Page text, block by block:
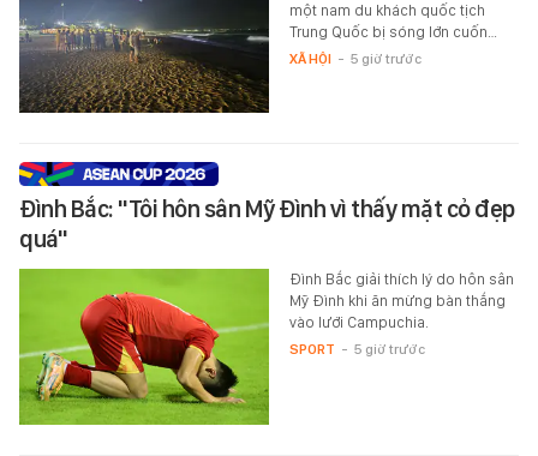
một nam du khách quốc tịch
Trung Quốc bị sóng lớn cuốn…
XÃ HỘI - 5 giờ trước
Đình Bắc: "Tôi hôn sân Mỹ Đình vì thấy mặt cỏ đẹp
quá"
Đình Bắc giải thích lý do hôn sân
Mỹ Đình khi ăn mừng bàn thắng
vào lưới Campuchia.
SPORT - 5 giờ trước